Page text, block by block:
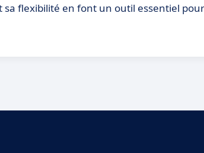
sa flexibilité en font un outil essentiel